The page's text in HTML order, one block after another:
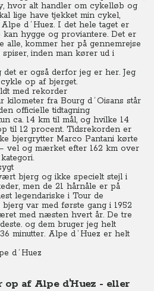
hvor alt handler om cykelløb og
lige have tjekket min cykel,
d´Huez. I det hele taget er
hygge og proviantere. Det er
alle, kommer her på gennemrejse
inden man kører ud i
er også derfor jeg er her. Jeg
op af bjerget.
med rekorder
kilometer fra Bourg d´Oisans står
officielle tidtagning
ca. 14 km til mål, og hvilke 14
til 12 procent. Tidsrekorden er
bjergrytter Marco Pantani kørte
vel og mærket efter 162 km over
bjerg og ikke specielt stejl i
men de 21 hårnåle er på
legendariske i Tour de
var med første gang i 1952
med næsten hvert år. De tre
og dem bruger jeg helt
minutter. Alpe d´Huez er helt
af Alpe d'Huez - eller